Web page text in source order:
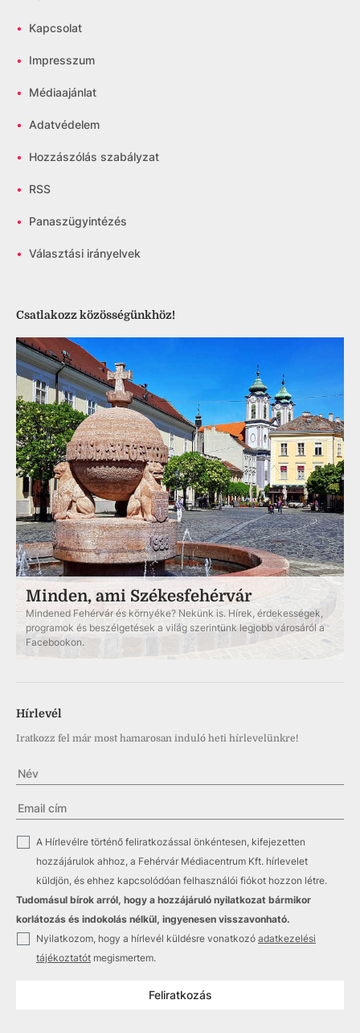
• Kapcsolat
• Impresszum
• Médiaajánlat
• Adatvédelem
• Hozzászólás szabályzat
• RSS
• Panaszügyintézés
• Választási irányelvek
Csatlakozz közösségünkhöz!
Minden, ami Székesfehérvár
Mindened Fehérvár és környéke? Nekünk is. Hírek, érdekességek,
programok és beszélgetések a világ szerintünk legjobb városáról a
Facebookon.
Hírlevél
Iratkozz fel már most hamarosan induló heti hírlevelünkre!
✓
A Hírlevélre történő feliratkozással önkéntesen, kifejezetten
hozzájárulok ahhoz, a Fehérvár Médiacentrum Kft. hírlevelet
küldjön, és ehhez kapcsolódóan felhasználói fiókot hozzon létre.
Tudomásul bírok arról, hogy a hozzájáruló nyilatkozat bármikor
korlátozás és indokolás nélkül, ingyenesen visszavonható.
✓ Nyilatkozom, hogy a hírlevél küldésre vonatkozó adatkezelési
tájékoztatót megismertem.
Feliratkozás